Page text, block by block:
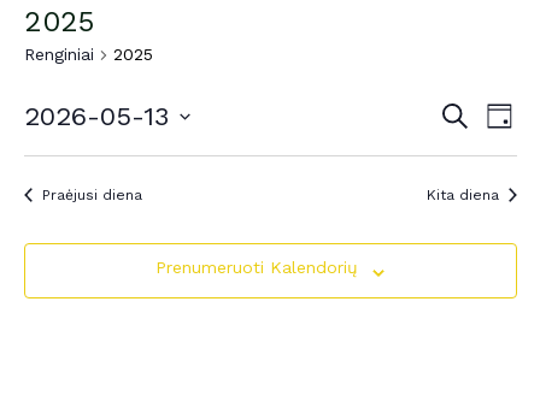
2025
Renginiai 2025
ir
Paieška
2026-05-13
Praėjusi diena Kita diena
Prenumeruoti Kalendorių